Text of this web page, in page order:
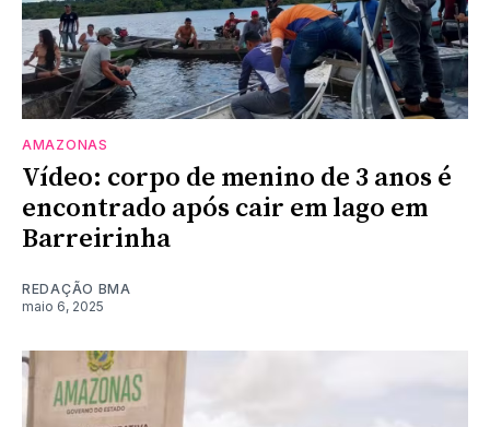
AMAZONAS
Vídeo: corpo de menino de 3 anos é
encontrado após cair em lago em
Barreirinha
REDAÇÃO BMA
maio 6, 2025